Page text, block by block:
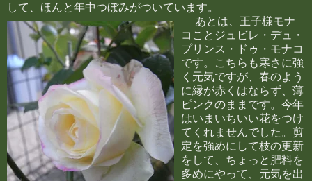
して、ほんと年中つぼみがついています。
あとは、王子様モナ
コことジュビレ・デュ・
プリンス・ドゥ・モナコ
です。こちらも寒さに強
く元気ですが、春のよう
に縁が赤くはならず、薄
ピンクのままです。今年
はいまいちいい花をつけ
てくれませんでした。剪
定を強めにして枝の更新
をして、ちょっと肥料を
多めにやって、元気を出